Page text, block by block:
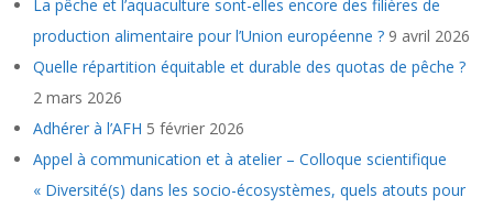
La pêche et l’aquaculture sont-elles encore des filières de
production alimentaire pour l’Union européenne ? 9 avril 2026
Quelle répartition équitable et durable des quotas de pêche ?
2 mars 2026
Adhérer à l’AFH 5 février 2026
Appel à communication et à atelier – Colloque scientifique
« Diversité(s) dans les socio-écosystèmes, quels atouts pour